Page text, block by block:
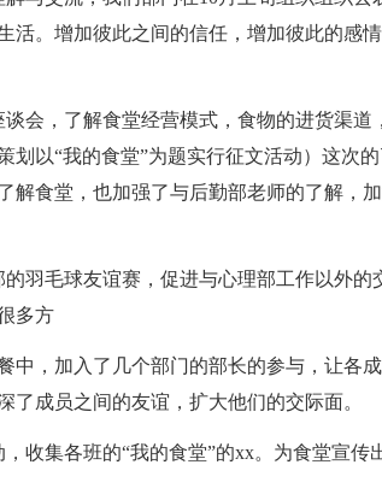
活。增加彼此之间的信任，增加彼此的感
，了解食堂经营模式，食物的进货渠道
划以“我的食堂”为题实行征文活动）这次
解食堂，也加强了与后勤部老师的了解，
毛球友谊赛，促进与心理部工作以外的
多方
，加入了几个部门的部长的参与，让各
了成员之间的友谊，扩大他们的交际面。
集各班的“我的食堂”的xx。为食堂宣传